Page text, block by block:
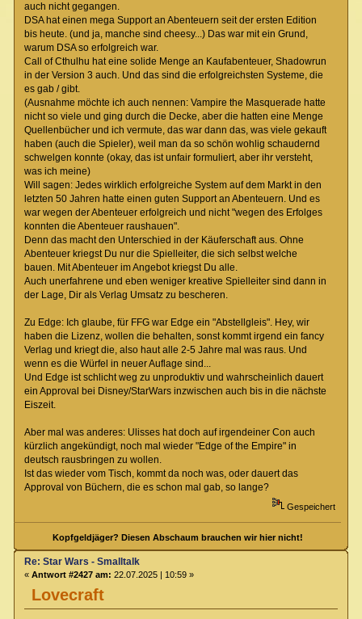
auch nicht gegangen.
DSA hat einen mega Support an Abenteuern seit der ersten Edition
bis heute. (und ja, manche sind cheesy...) Das war mit ein Grund,
warum DSA so erfolgreich war.
Call of Cthulhu hat eine solide Menge an Kaufabenteuer, Shadowrun
in der Version 3 auch. Und das sind die erfolgreichsten Systeme, die
es gab / gibt.
(Ausnahme möchte ich auch nennen: Vampire the Masquerade hatte
nicht so viele und ging durch die Decke, aber die hatten eine Menge
Quellenbücher und ich vermute, das war dann das, was viele gekauft
haben (auch die Spieler), weil man da so schön wohlig schaudernd
schwelgen konnte (okay, das ist unfair formuliert, aber ihr versteht,
was ich meine)
Will sagen: Jedes wirklich erfolgreiche System auf dem Markt in den
letzten 50 Jahren hatte einen guten Support an Abenteuern. Und es
war wegen der Abenteuer erfolgreich und nicht "wegen des Erfolges
konnten die Abenteuer raushauen".
Denn das macht den Unterschied in der Käuferschaft aus. Ohne
Abenteuer kriegst Du nur die Spielleiter, die sich selbst welche
bauen. Mit Abenteuer im Angebot kriegst Du alle.
Auch unerfahrene und eben weniger kreative Spielleiter sind dann in
der Lage, Dir als Verlag Umsatz zu bescheren.
Zu Edge: Ich glaube, für FFG war Edge ein "Abstellgleis". Hey, wir
haben die Lizenz, wollen die behalten, sonst kommt irgend ein fancy
Verlag und kriegt die, also haut alle 2-5 Jahre mal was raus. Und
wenn es die Würfel in neuer Auflage sind...
Und Edge ist schlicht weg zu unproduktiv und wahrscheinlich dauert
ein Approval bei Disney/StarWars inzwischen auch bis in die nächste
Eiszeit.
Aber mal was anderes: Ulisses hat doch auf irgendeiner Con auch
kürzlich angekündigt, noch mal wieder "Edge of the Empire" in
deutsch rausbringen zu wollen.
Ist das wieder vom Tisch, kommt da noch was, oder dauert das
Approval von Büchern, die es schon mal gab, so lange?
Gespeichert
Kopfgeldjäger? Diesen Abschaum brauchen wir hier nicht!
Lovecraft
Re: Star Wars - Smalltalk
« Antwort #2427 am: 22.07.2025 | 10:59 »